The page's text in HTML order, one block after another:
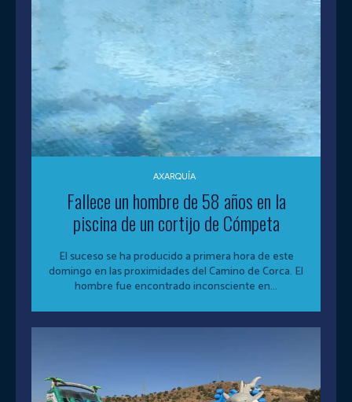
AXARQUÍA
Fallece un hombre de 58 años en la
piscina de un cortijo de Cómpeta
El suceso se ha producido a primera hora de este
domingo en las proximidades del Camino de Corca. El
hombre fue encontrado inconsciente en...